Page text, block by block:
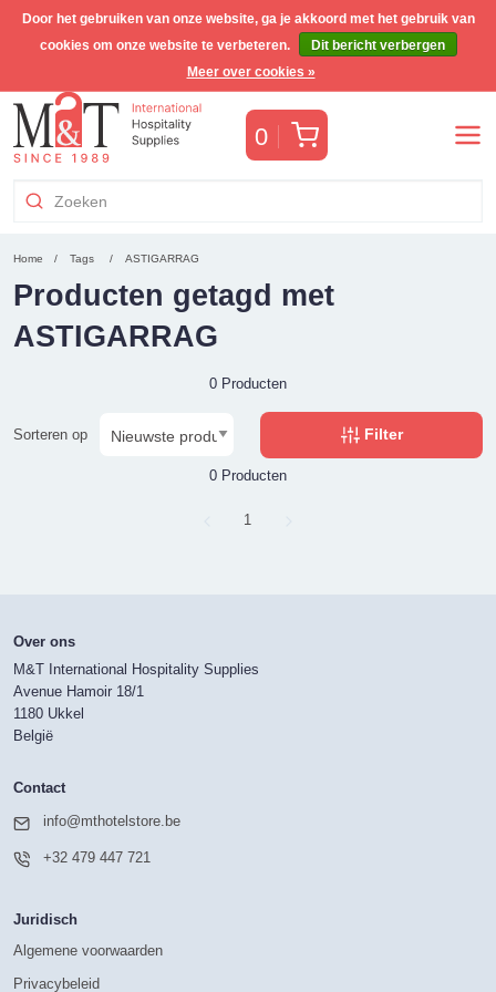
Gratis Benelux verzending voor orders >€255(incl. BTW)
0 Winkelwagen
Home Tags ASTIGARRAG
Producten getagd met
ASTIGARRAG
0 Producten
Sorteren op Filter
0 Producten
Page
1
Over ons
M&T International Hospitality Supplies
Avenue Hamoir 18/1
1180 Ukkel
België
Contact
info@mthotelstore.be
+32 479 447 721
Juridisch
Algemene voorwaarden
Privacybeleid
Door het gebruiken van onze website, ga je akkoord met het gebruik van
cookies om onze website te verbeteren.
Dit bericht verbergen
Meer over cookies »